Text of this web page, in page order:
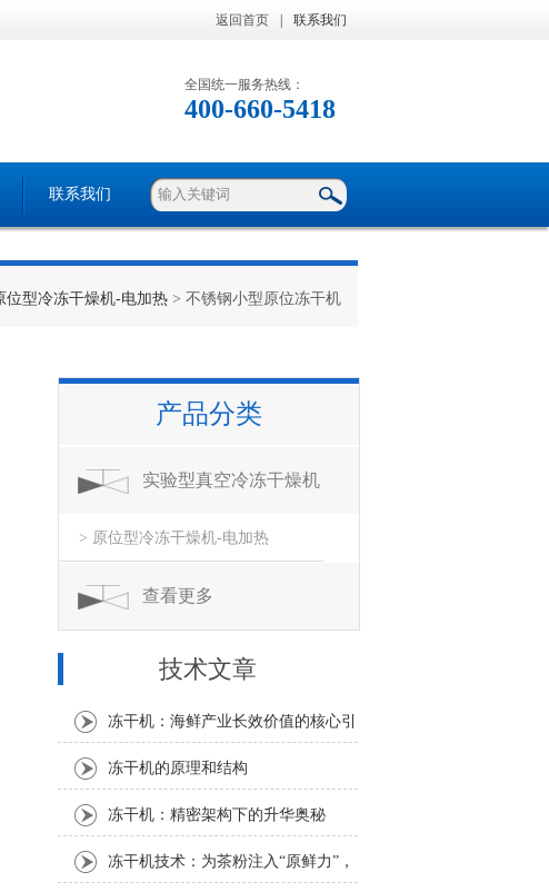
返回首页 联系我们
全国统一服务热线：
400-660-5418
联系我们
位型冷冻干燥机-电加热 > 不锈钢小型原位冻干机
产品分类
实验型真空冷冻干燥机
> 原位型冷冻干燥机-电加热
查看更多
技术文章
冻干机：海鲜产业长效价值的核心引
冻干机的原理和结构
冻干机：精密架构下的升华奥秘
冻干机技术：为茶粉注入“原鲜力”，